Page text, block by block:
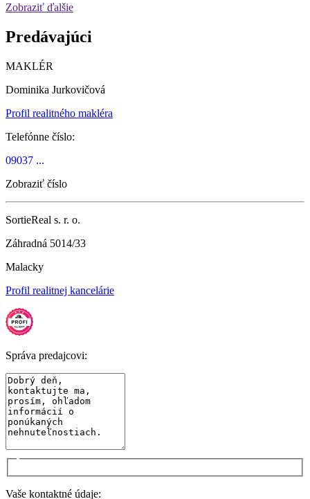
Zobraziť ďalšie
Predávajúci
MAKLÉR
Dominika Jurkovičová
Profil realitného makléra
Telefónne číslo:
09037 ...
Zobraziť číslo
SortieReal s. r. o.
Záhradná 5014/33
Malacky
Profil realitnej kancelárie
Správa predajcovi:
Vaše kontaktné údaje: